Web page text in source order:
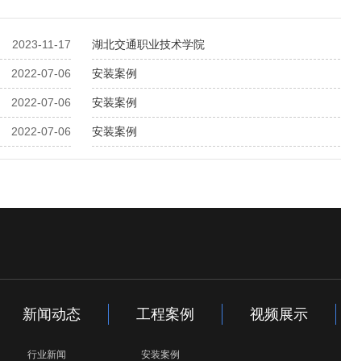
2023-11-17 湖北交通职业技术学院
2022-07-06 安装案例
2022-07-06 安装案例
2022-07-06 安装案例
新闻动态
行业新闻
工程案例
安装案例
视频展示